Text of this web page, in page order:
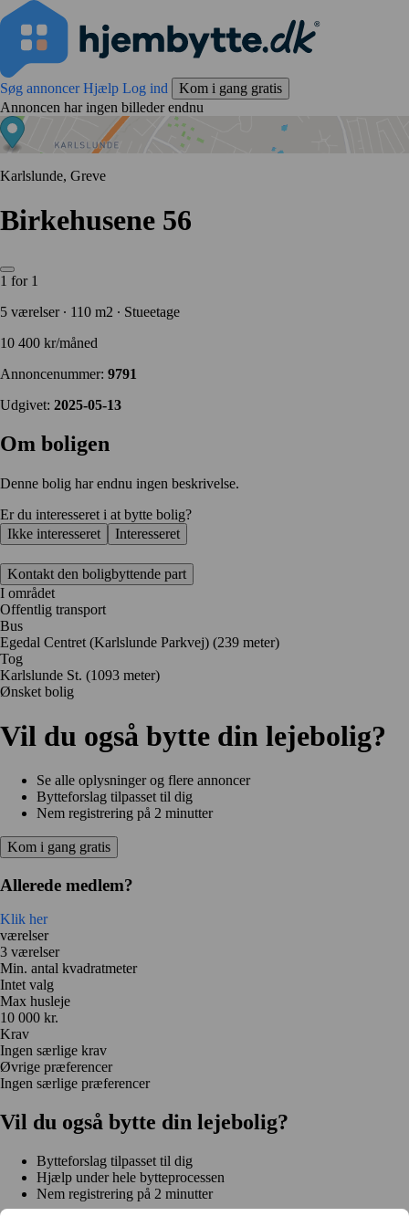
Søg annoncerHjælp Log ind
Kom i gang gratis
Annoncen har ingen billeder endnu
Karlslunde, Greve
Birkehusene 56
1 for 1
5 værelser ∙ 110 m2 ∙ Stueetage
10 400 kr/måned
Annoncenummer: 9791
Udgivet: 2025-05-13
Om boligen
Denne bolig har endnu ingen beskrivelse.
Er du interesseret i at bytte bolig?
Ikke interesseret
Interesseret
Kontakt den boligbyttende part
I området
Offentlig transport
Bus
Egedal Centret (Karlslunde Parkvej) (239 meter)
Tog
Karlslunde St. (1093 meter)
Ønsket bolig
Vil du også bytte din lejebolig?
Se alle oplysninger og flere annoncer
Bytteforslag tilpasset til dig
Nem registrering på 2 minutter
Kom i gang gratis
Allerede medlem?
Klik her
værelser
3 værelser
Min. antal kvadratmeter
Intet valg
Max husleje
10 000 kr.
Krav
Ingen særlige krav
Øvrige præferencer
Ingen særlige præferencer
Vil du også bytte din lejebolig?
Bytteforslag tilpasset til dig
Hjælp under hele bytteprocessen
Nem registrering på 2 minutter